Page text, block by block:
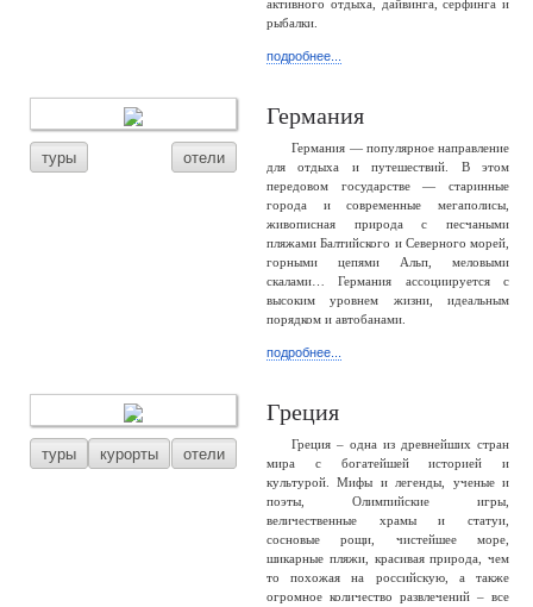
активного отдыха, дайвинга, серфинга и
рыбалки.
подробнее...
туры отели
Германия
Германия — популярное направление
для отдыха и путешествий. В этом
передовом государстве — старинные
города и современные мегаполисы,
живописная природа с песчаными
пляжами Балтийского и Северного морей,
горными цепями Альп, меловыми
скалами… Германия ассоциируется с
высоким уровнем жизни, идеальным
порядком и автобанами.
подробнее...
туры курорты отели
Греция
Греция – одна из древнейших стран
мира с богатейшей историей и
культурой. Мифы и легенды, ученые и
поэты, Олимпийские игры,
величественные храмы и статуи,
сосновые рощи, чистейшее море,
шикарные пляжи, красивая природа, чем
то похожая на российскую, а также
огромное количество развлечений – все